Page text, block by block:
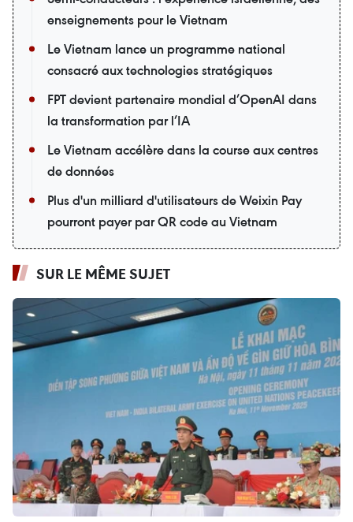
enseignements pour le Vietnam
Le Vietnam lance un programme national
consacré aux technologies stratégiques
FPT devient partenaire mondial d’OpenAI dans
la transformation par l’IA
Le Vietnam accélère dans la course aux centres
de données
Plus d'un milliard d'utilisateurs de Weixin Pay
pourront payer par QR code au Vietnam
SUR LE MÊME SUJET